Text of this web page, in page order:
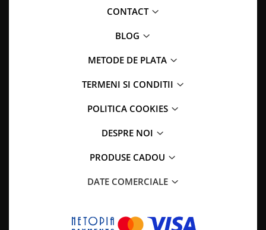
CONTACT
BLOG
METODE DE PLATA
TERMENI SI CONDITII
POLITICA COOKIES
DESPRE NOI
PRODUSE CADOU
DATE COMERCIALE